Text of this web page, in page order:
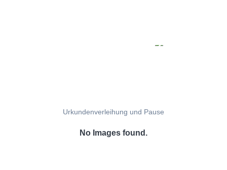
Urkundenverleihung und Pause
No Images found.